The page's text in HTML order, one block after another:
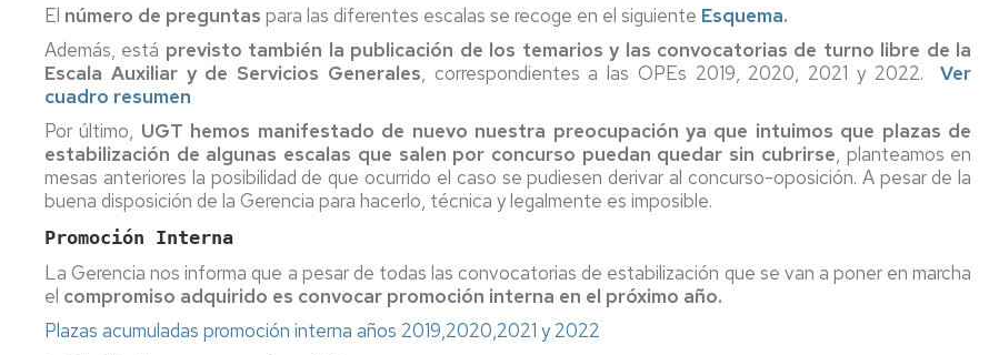
PAS
Funcionario
2019
Candidatura
PAS
Laboral
2019
Candidatura
PDI
Funcionario
2919
Interesa....
RPT
Funcionarios/Grupo
B
Primera
reunión
trabajo
Convenio
PAS
Laboral
la
El número de preguntas para las diferentes escalas se recoge en el siguiente Esquema.
Además, está previsto también la publicación de los temarios y las convocatorias de turno libre de la
Escala Auxiliar y de Servicios Generales, correspondientes a las OPEs 2019, 2020, 2021 y 2022.Ver
cuadro resumen
Por último, UGT hemos manifestado de nuevo nuestra preocupación ya que intuimos que plazas de
estabilización de algunas escalas que salen por concurso puedan quedar sin cubrirse, planteamos en
mesas anteriores la posibilidad de que ocurrido el caso se pudiesen derivar al concurso-oposición. A pesar de la
buena disposición de la Gerencia para hacerlo, técnica y legalmente es imposible.
Promoción Interna
La Gerencia nos informa que a pesar de todas las convocatorias de estabilización que se van a poner en marcha
el compromiso adquirido es convocar promoción interna en el próximo año.
Plazas acumuladas promoción interna años 2019,2020,2021 y 2022